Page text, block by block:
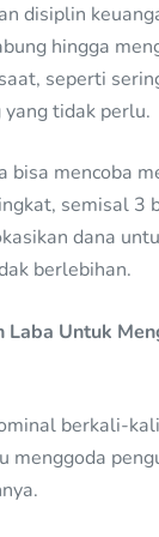
disiplin
hingga
seperti
tidak perlu.
bisa mencoba
semisal 3
dana
berlebihan.
Laba Untuk
berkali-
menggoda